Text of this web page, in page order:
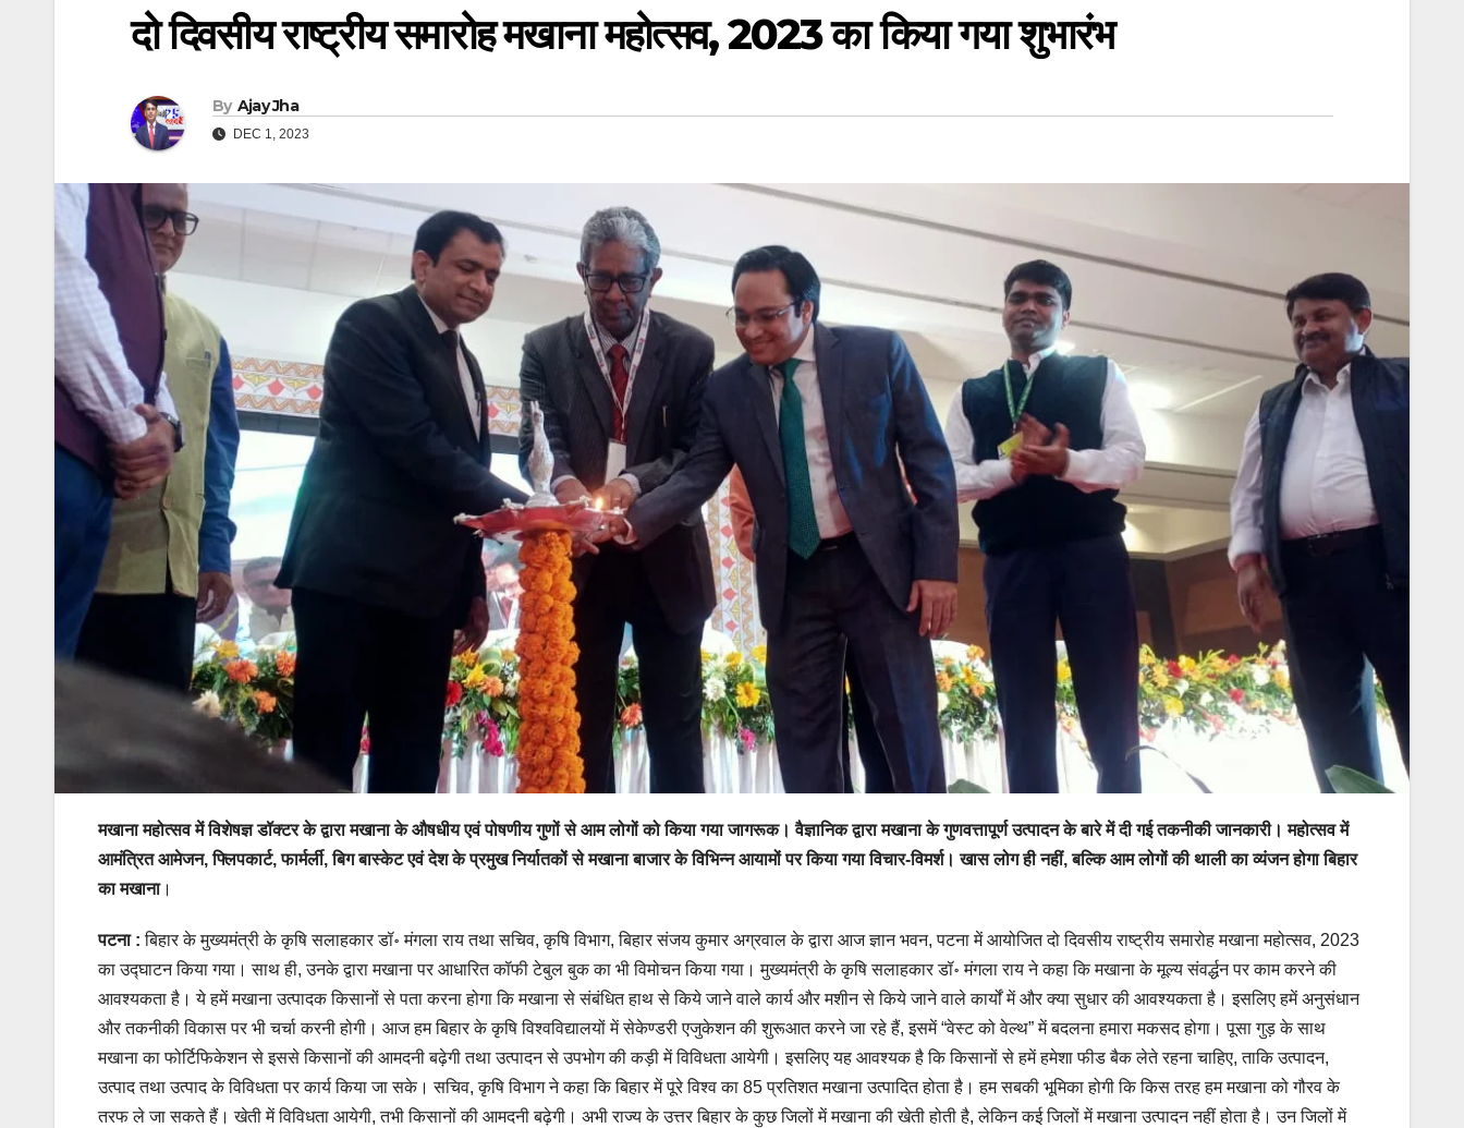
दो दिवसीय राष्ट्रीय समारोह मखाना महोत्सव, 2023 का किया गया शुभारंभ
By Ajay Jha
DEC 1, 2023
मखाना महोत्सव में विशेषज्ञ डॉक्टर के द्वारा मखाना के औषधीय एवं पोषणीय गुणों से आम लोगों को किया गया जागरूक। वैज्ञानिक द्वारा मखाना के गुणवत्तापूर्ण उत्पादन के बारे में दी गई तकनीकी जानकारी। महोत्सव में
आमंत्रित आमेजन, फ्लिपकार्ट, फार्मर्ली, बिग बास्केट एवं देश के प्रमुख निर्यातकों से मखाना बाजार के विभिन्न आयामों पर किया गया विचार-विमर्श। खास लोग ही नहीं, बल्कि आम लोगों की थाली का व्यंजन होगा बिहार
का मखाना।
पटना : बिहार के मुख्यमंत्री के कृषि सलाहकार डॉ॰ मंगला राय तथा सचिव, कृषि विभाग, बिहार संजय कुमार अग्रवाल के द्वारा आज ज्ञान भवन, पटना में आयोजित दो दिवसीय राष्ट्रीय समारोह मखाना महोत्सव, 2023
का उद्घाटन किया गया। साथ ही, उनके द्वारा मखाना पर आधारित कॉफी टेबुल बुक का भी विमोचन किया गया। मुख्यमंत्री के कृषि सलाहकार डॉ॰ मंगला राय ने कहा कि मखाना के मूल्य संवर्द्धन पर काम करने की
आवश्यकता है। ये हमें मखाना उत्पादक किसानों से पता करना होगा कि मखाना से संबंधित हाथ से किये जाने वाले कार्य और मशीन से किये जाने वाले कार्यों में और क्या सुधार की आवश्यकता है। इसलिए हमें अनुसंधान
और तकनीकी विकास पर भी चर्चा करनी होगी। आज हम बिहार के कृषि विश्वविद्यालयों में सेकेण्डरी एजुकेशन की शुरूआत करने जा रहे हैं, इसमें “वेस्ट को वेल्थ” में बदलना हमारा मकसद होगा। पूसा गुड़ के साथ
मखाना का फोर्टिफिकेशन से इससे किसानों की आमदनी बढ़ेगी तथा उत्पादन से उपभोग की कड़ी में विविधता आयेगी। इसलिए यह आवश्यक है कि किसानों से हमें हमेशा फीड बैक लेते रहना चाहिए, ताकि उत्पादन,
उत्पाद तथा उत्पाद के विविधता पर कार्य किया जा सके। सचिव, कृषि विभाग ने कहा कि बिहार में पूरे विश्व का 85 प्रतिशत मखाना उत्पादित होता है। हम सबकी भूमिका होगी कि किस तरह हम मखाना को गौरव के
तरफ ले जा सकते हैं। खेती में विविधता आयेगी, तभी किसानों की आमदनी बढ़ेगी। अभी राज्य के उत्तर बिहार के कुछ जिलों में मखाना की खेती होती है, लेकिन कई जिलों में मखाना उत्पादन नहीं होता है। उन जिलों में